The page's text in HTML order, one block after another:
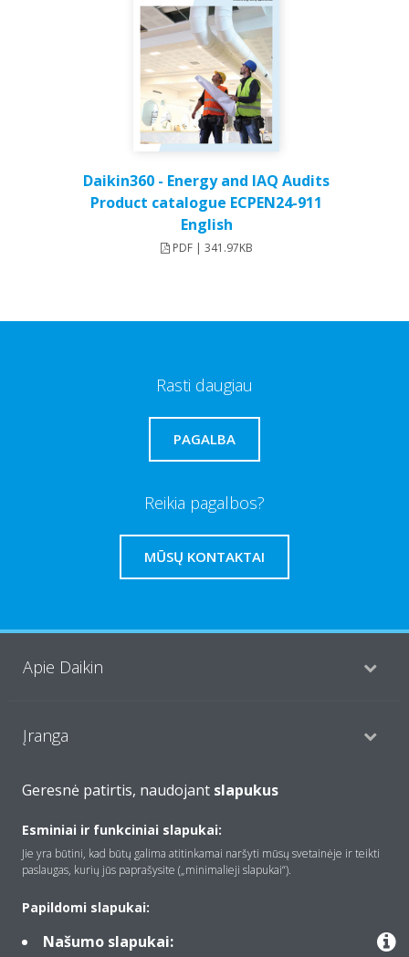
Daikin360 - Energy and IAQ Audits
Product catalogue ECPEN24-911
English
PDF | 341.97KB
Rasti daugiau
PAGALBA
Reikia pagalbos?
MŪSŲ KONTAKTAI
Apie Daikin
Įranga
Kontaktas
Produktai
Copyright © Daikin
Geresnė patirtis, naudojant slapukus
Esminiai ir funkciniai slapukai:
Jie yra būtini, kad būtų galima atitinkamai naršyti mūsų svetainėje ir teikti
paslaugas, kurių jūs paprašysite („minimalieji slapukai“).
Papildomi slapukai:
Našumo slapukai: